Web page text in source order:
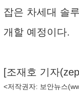
잡은 차세대 솔
개할 예정이다.
[조재호 기자(
<저작권자: 보안뉴스(